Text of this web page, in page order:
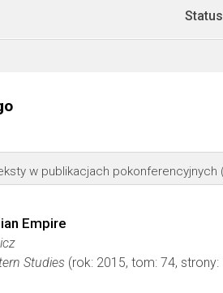
w publikacjach pokonferencyjnych
Empire
Studies (rok: 2015, tom: 74,